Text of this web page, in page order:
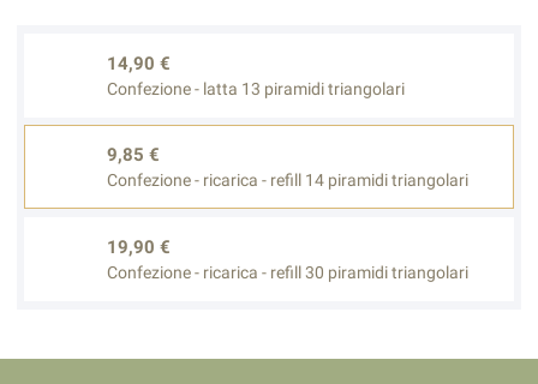
14,90 €
Confezione - latta 13 piramidi triangolari
9,85 €
Confezione - ricarica - refill 14 piramidi triangolari
19,90 €
Confezione - ricarica - refill 30 piramidi triangolari